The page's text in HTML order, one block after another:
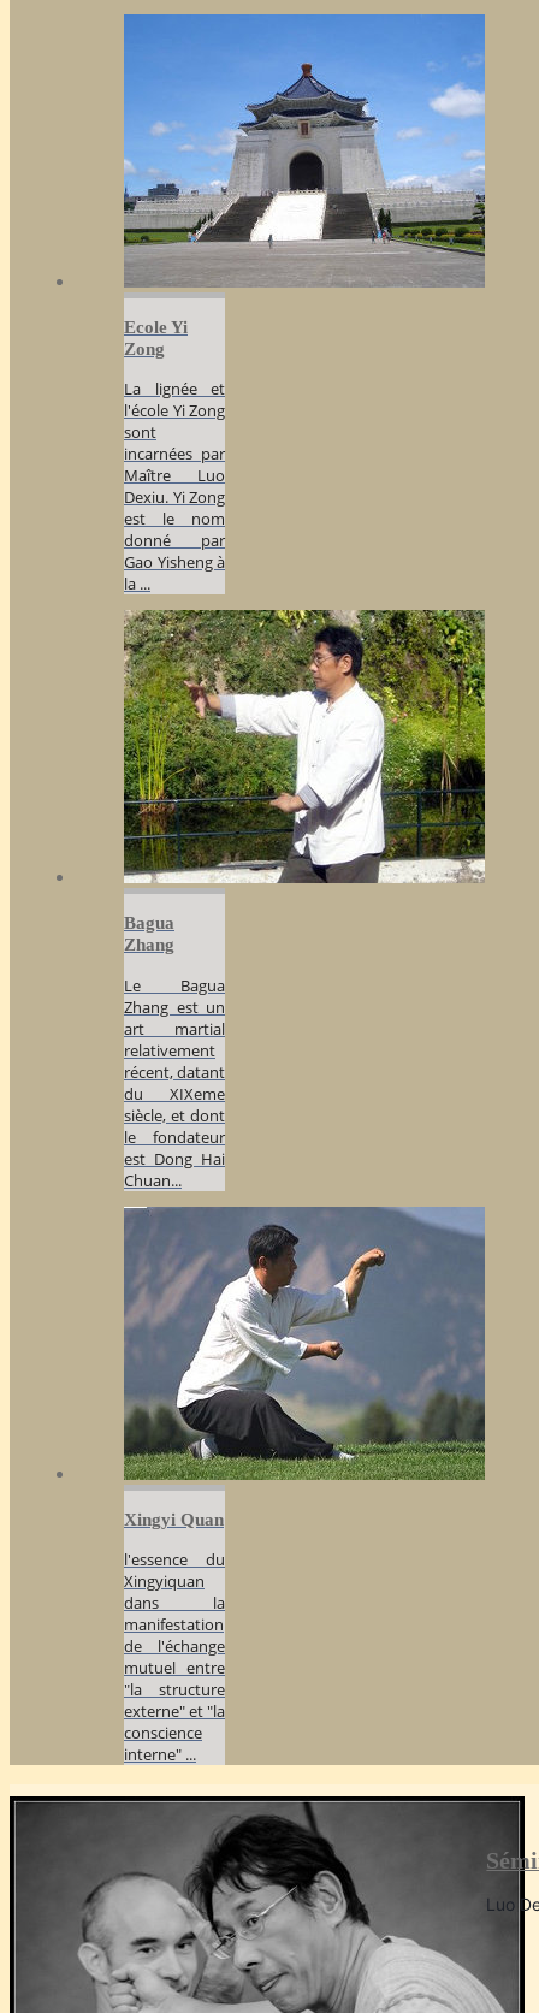
Ecole Yi
Zong
La lignée et
l'école Yi Zong
sont
incarnées par
Maître Luo
Dexiu. Yi Zong
est le nom
donné par
Gao Yisheng à
la ...
Bagua
Zhang
Le Bagua
Zhang est un
art martial
relativement
récent, datant
du XIXeme
siècle, et dont
le fondateur
est Dong Hai
Chuan...
Xingyi Quan
l'essence du
Xingyiquan
dans la
manifestation
de l'échange
mutuel entre
"la structure
externe" et "la
conscience
interne" ...
Luo